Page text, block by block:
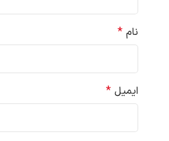
نام *
ایمیل *